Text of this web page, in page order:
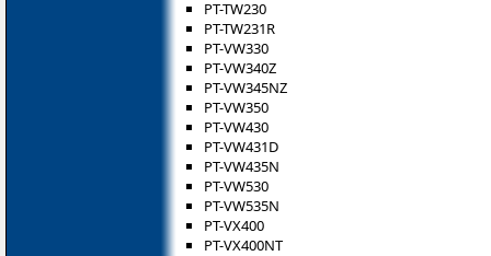
PT-TW230
PT-TW231R
PT-VW330
PT-VW340Z
PT-VW345NZ
PT-VW350
PT-VW430
PT-VW431D
PT-VW435N
PT-VW530
PT-VW535N
PT-VX400
PT-VX400NT